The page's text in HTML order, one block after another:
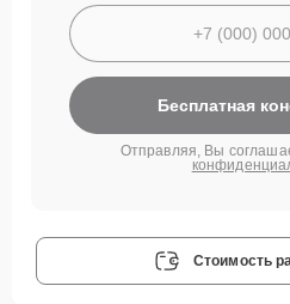
Бесплатная
Отправляя, Вы
Стоимость